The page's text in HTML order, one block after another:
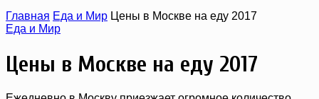
Главная Еда и Мир Цены в Москве на еду 2017
Еда и Мир
Цены в Москве на еду 2017